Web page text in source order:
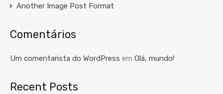
Another Image Post Format
Comentários
Um comentarista do WordPress em Olá, mundo!
Recent Posts